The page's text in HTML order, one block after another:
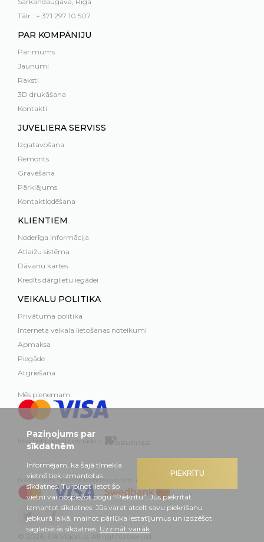
Tālr.: + 371 297 10 507
PAR KOMPĀNIJU
Par mums
Jaunumi
Raksti
3D drukāšana
Kontakti
JUVELIERA SERVISS
Izgatavošana
Remonts
Gravēšana
Pārklājums
Kontaktlodēšana
KLIENTIEM
Noderīga informācija
Atlaižu sistēma
Dāvanu kartes
Kredīts dārglietu iegādei
VEIKALU POLITIKA
Privātuma politika
Interneta veikala lietošanas noteikumi
Apmaksa
Piegāde
Atgriešana
Mēs pieņemam:
Interneta veikala izstrāde –
Droši pirkumi tiešsaistē ar Mastercard, Visa un Swedbank
PIEKRĪTU
Paziņojums par
sīkdatnēm
Informējam, ka šajā tīmekļa
vietnē tiek izmantotas
sīkdatnes. Turpinot lietot šo
vietni vai nospiežot pogu “Piekrītu”, Jūs piekrītat
izmantot sīkdatnes. Jūs varat atcelt savu piekrišanu
jebkurā laikā, mainot pārlūka iestatījumus un izdzēšot
saglabātās sīkdatnes. Uzzināt vairāk